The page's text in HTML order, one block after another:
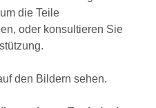
die Teile
oder konsultieren Sie
den Bildern sehen.